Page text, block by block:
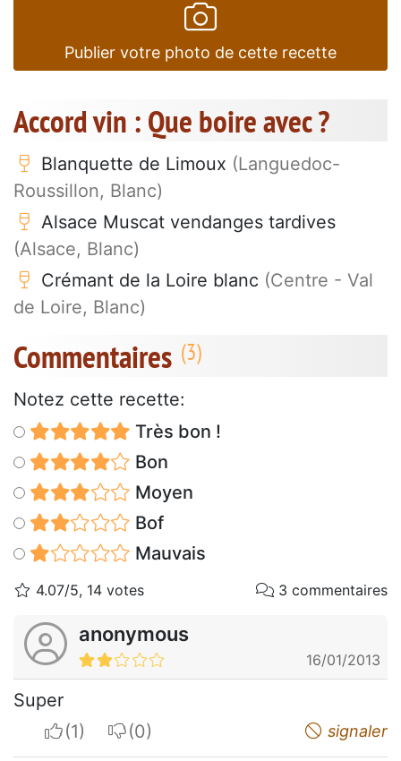
Publier votre photo de cette recette
Accord vin : Que boire avec ?
Blanquette de Limoux (Languedoc-
Roussillon, Blanc)
Alsace Muscat vendanges tardives
(Alsace, Blanc)
Crémant de la Loire blanc (Centre - Val
de Loire, Blanc)
Commentaires
Notez cette recette:
Très bon !
Bon
Moyen
Bof
Mauvais
4.07/5, 14 votes 3 commentaires
anonymous
16/01/2013
Super
I apreciateI do not appreciate signaler